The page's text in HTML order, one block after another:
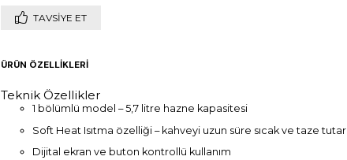
TAVSIYE ET
ÜRÜN ÖZELLIKLERI
Teknik Özellikler
1 bölümlü model – 5,7 litre hazne kapasitesi
Soft Heat Isıtma özelliği – kahveyi uzun süre sıcak ve taze tutar
Dijital ekran ve buton kontrollü kullanım